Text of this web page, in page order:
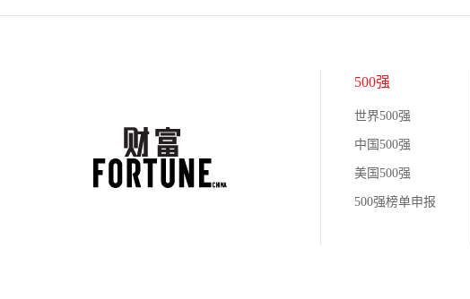
500强
世界500强
中国500强
美国500强
500强榜单申报